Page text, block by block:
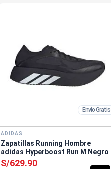
Envío Gratis
ADIDAS
Zapatillas Running Hombre
adidas Hyperboost Run M Negro
S/629.90